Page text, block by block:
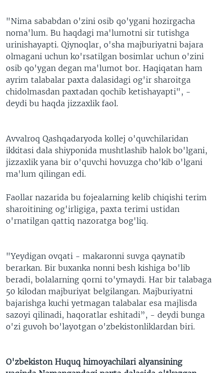
"Nima sababdan o'zini osib qo'ygani hozirgacha
noma'lum. Bu haqdagi ma'lumotni sir tutishga
urinishayapti. Qiynoqlar, o'sha majburiyatni bajara
olmagani uchun ko'rsatilgan bosimlar uchun o'zini
osib qo'ygan degan ma'lumot bor. Haqiqatan ham
ayrim talabalar paxta dalasidagi og'ir sharoitga
chidolmasdan paxtadan qochib ketishayapti", -
deydi bu haqda jizzaxlik faol.
Avvalroq Qashqadaryoda kollej o'quvchilaridan
ikkitasi dala shiyponida mushtlashib halok bo'lgani,
jizzaxlik yana bir o'quvchi hovuzga cho'kib o'lgani
ma'lum qilingan edi.
Faollar nazarida bu fojealarning kelib chiqishi terim
sharoitining og'irligiga, paxta terimi ustidan
o'rnatilgan qattiq nazoratga bog'liq.
"Yeydigan ovqati - makaronni suvga qaynatib
berarkan. Bir buxanka nonni besh kishiga bo'lib
beradi, bolalarning qorni to'ymaydi. Har bir talabaga
50 kilodan majburiyat belgilangan. Majburiyatni
bajarishga kuchi yetmagan talabalar esa majlisda
sazoyi qilinadi, haqoratlar eshitadi”, - deydi bunga
o'zi guvoh bo'layotgan o'zbekistonliklardan biri.
O'zbekiston Huquq himoyachilari alyansining